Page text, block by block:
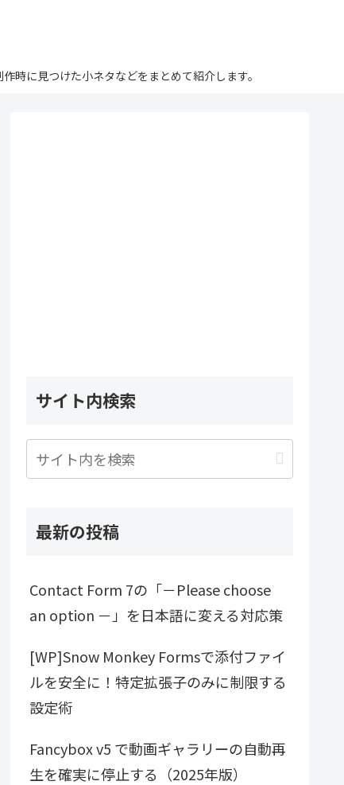
に見つけた小ネタなどをまとめて紹介します。
サイト内検索
最新の投稿
Contact Form 7の「－Please choose
an option －」を日本語に変える対応策
[WP]Snow Monkey Formsで添付ファイ
ルを安全に！特定拡張子のみに制限する
設定術
Fancybox v5 で動画ギャラリーの自動再
生を確実に停止する（2025年版）